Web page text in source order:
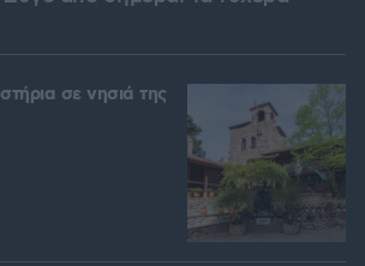
σε νησιά της